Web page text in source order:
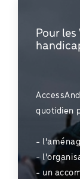
Pour
quotidien
-
-
- un